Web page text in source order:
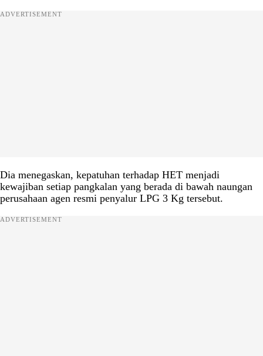
ADVERTISEMENT
Dia menegaskan, kepatuhan terhadap HET menjadi
kewajiban setiap pangkalan yang berada di bawah naungan
perusahaan agen resmi penyalur LPG 3 Kg tersebut.
ADVERTISEMENT